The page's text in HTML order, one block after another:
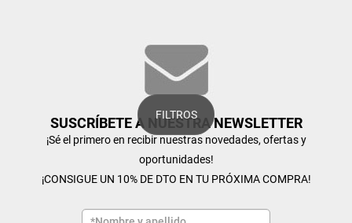
FILTROS
SUSCRÍBETE A NUESTRA NEWSLETTER
¡Sé el primero en recibir nuestras novedades, ofertas y
oportunidades!
¡CONSIGUE UN 10% DE DTO EN TU PRÓXIMA COMPRA!